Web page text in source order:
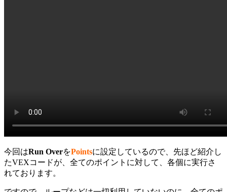
今回はRun OverをPointsに設定しているので、先ほど紹介し
たVEXコードが、全てのポイントに対して、各個に実行さ
れております。